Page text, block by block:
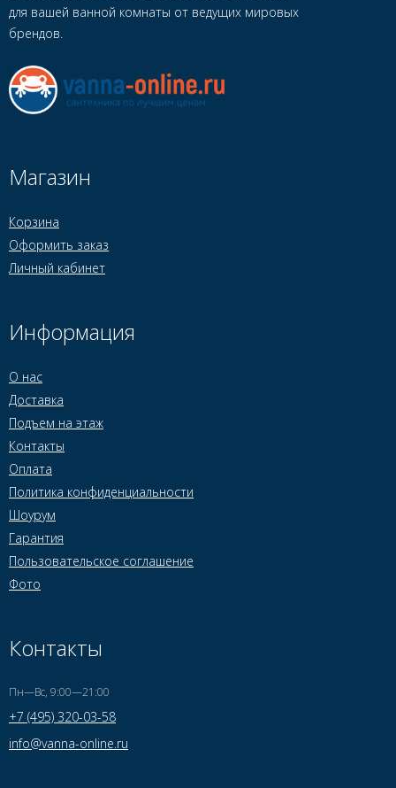
для вашей ванной комнаты от ведущих мировых
брендов.
Магазин
Корзина
Оформить заказ
Личный кабинет
Информация
О нас
Доставка
Подъем на этаж
Контакты
Оплата
Политика конфиденциальности
Шоурум
Гарантия
Пользовательское соглашение
Фото
Контакты
Пн—Вс, 9:00—21:00
+7 (495) 320-03-58
info@vanna-online.ru